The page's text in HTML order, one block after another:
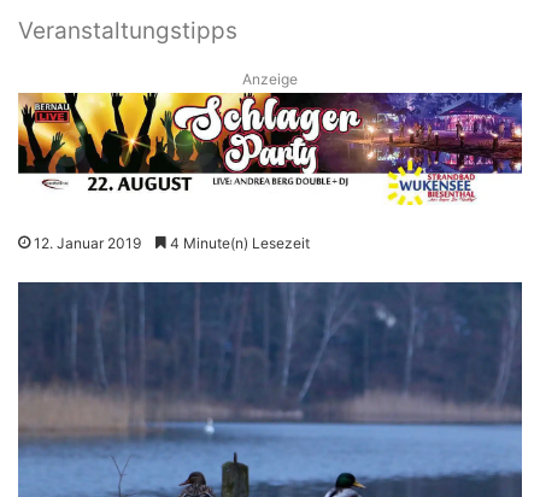
Veranstaltungstipps
Anzeige
12. Januar 2019 4 Minute(n) Lesezeit